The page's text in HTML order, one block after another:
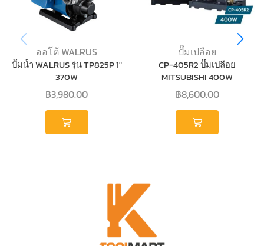
ออโต้ WALRUS
ปั๊มน้ำ WALRUS รุ่น TP825P 1″
370W
฿3,980.00
ปั๊มเปลือย
CP-405R2 ปั๊มเปลือย
MITSUBISHI 400W
฿8,600.00